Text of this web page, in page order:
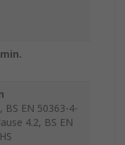
BS EN 50363-4-
4.2, BS EN